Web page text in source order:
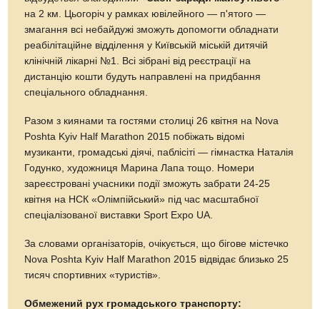
на 2 км. Цьогоріч у рамках ювілейного — п'ятого —
змагання всі небайдужі зможуть допомогти обладнати
реабілітаційне відділення у Київській міській дитячій
клінічній лікарні №1. Всі зібрані від реєстрації на
дистанцію кошти будуть направлені на придбання
спеціального обладнання.
Разом з киянами та гостями столиці 26 квітня на Nova
Poshta Kyiv Half Marathon 2015 побіжать відомі
музиканти, громадські діячі, паблісіті — гімнастка Наталія
Годунко, художниця Марина Лапа тощо. Номери
зареєстровані учасники події зможуть забрати 24-25
квітня на НСК «Олімпійський» під час масштабної
спеціалізованої виставки Sport Expo UA.
За словами організаторів, очікується, що бігове містечко
Nova Poshta Kyiv Half Marathon 2015 відвідає близько 25
тисяч спортивних «туристів».
Обмежений рух громадського транспорту: